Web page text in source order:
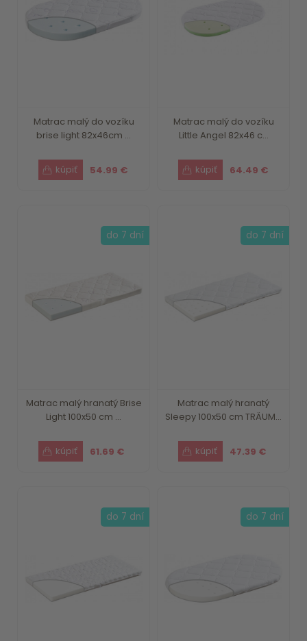
Matrac malý do vozíku
brise light 82x46cm ...
54.99 €
Matrac malý do vozíku
Little Angel 82x46 c...
64.49 €
Matrac malý hranatý Brise
Light 100x50 cm ...
61.69 €
do 7 dní
Matrac malý hranatý
Sleepy 100x50 cm TRÄUM...
47.39 €
do 7 dní
do 7 dní do 7 dní